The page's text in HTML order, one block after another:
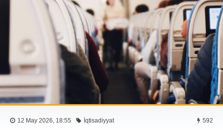
12 May 2026, 18:55 İqtisadiyyat 592